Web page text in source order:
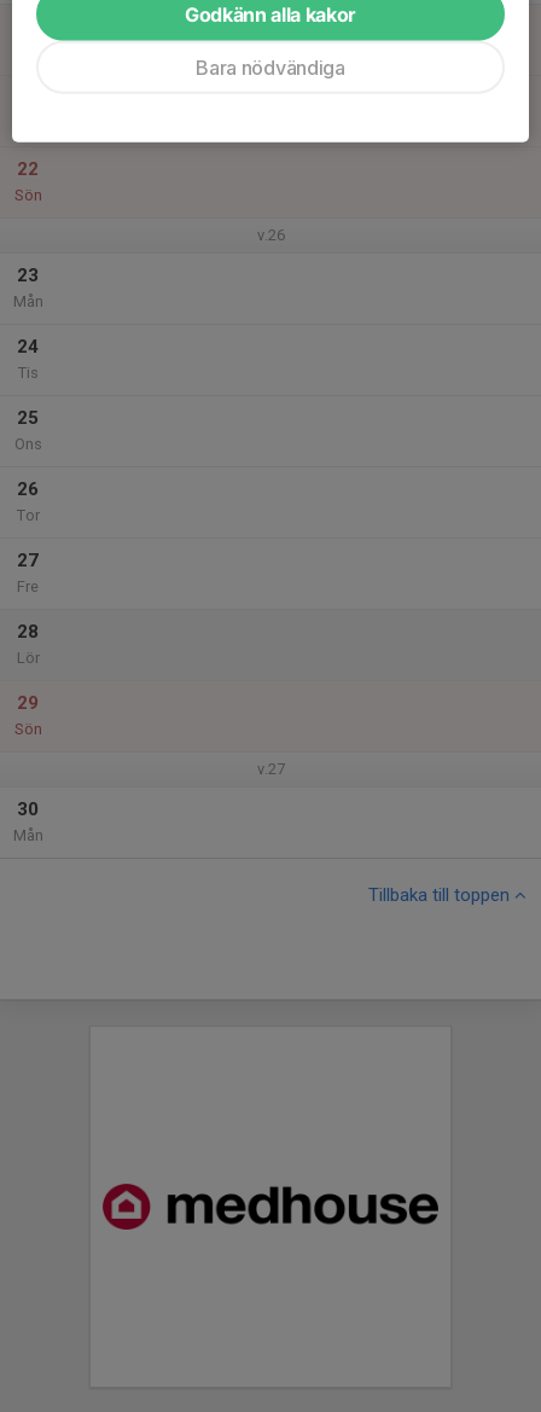
20
22
Sön
v.26
23
Mån
24
Tis
25
Ons
26
Tor
27
Fre
28
Lör
29
Sön
v.27
30
Mån
Tillbaka till toppen
Godkänn alla kakor
Bara nödvändiga